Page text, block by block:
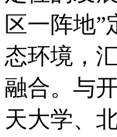
区一阵地
态环境，
融合。与
天大学、